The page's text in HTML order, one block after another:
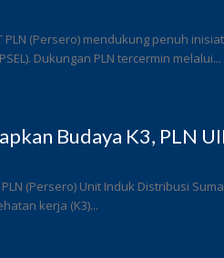
PLN (Persero) mendukung penuh
Dukungan PLN tercermin melalui...
Budaya K3, PLN
(Persero) Unit Induk Distribusi
kerja (K3)...